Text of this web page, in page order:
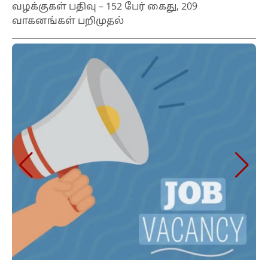
வழக்குகள் பதிவு – 152 பேர் கைது, 209
வாகனங்கள் பறிமுதல்